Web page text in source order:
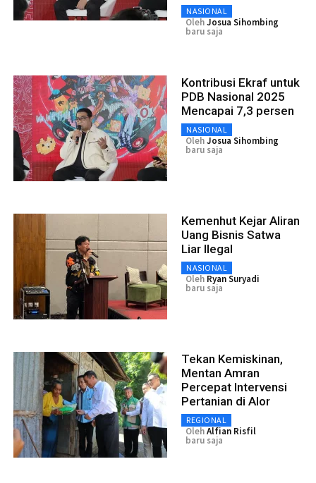
NASIONAL
OlehJosua Sihombing
baru saja
Kontribusi Ekraf untuk
PDB Nasional 2025
Mencapai 7,3 persen
NASIONAL
OlehJosua Sihombing
baru saja
Kemenhut Kejar Aliran
Uang Bisnis Satwa
Liar Ilegal
NASIONAL
Oleh Ryan Suryadi
baru saja
Tekan Kemiskinan,
Mentan Amran
Percepat Intervensi
Pertanian di Alor
REGIONAL
OlehAlfian Risfil
baru saja